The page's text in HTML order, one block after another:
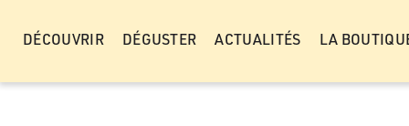
DÉCOUVRIR DÉGUSTER ACTUALITÉS LA